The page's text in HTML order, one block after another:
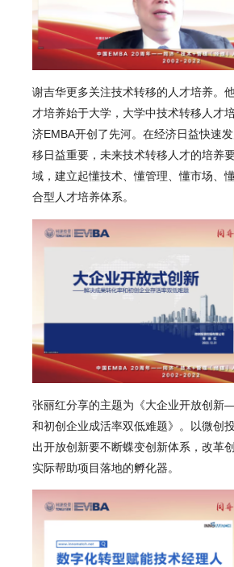
谢吉华更多关注技术转移的人才培养。
才培养始于大学，大学中技术转移人才
济EMBA开创了先河。在经济日益快速
移日益重要，未来技术转移人才的培养
域，建立起懂技术、懂管理、懂市场、
合型人才培养体系。
张丽红分享的主题为《大企业开放创
和初创企业成活率双低难题》。以微创
出开放创新要不断蝶变创新体系，改革
实际帮助项目落地的孵化器。